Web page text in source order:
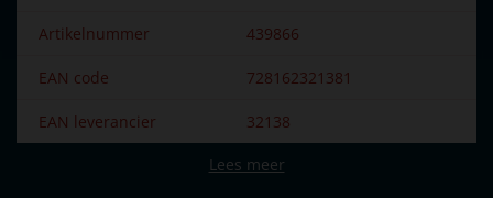
Artikelnummer 439866
EAN code 728162321381
EAN leverancier 32138
Lemax
Lees meer